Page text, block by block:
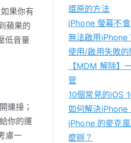
果你有
蘋果的
低音量
連接；
你的運
慮一
還原的方法
iPhone 螢幕不
無法啟用iPhone
使用/啟用失敗的
【MDM 解除】
管
10個常見的iOS
如何解決iPhone
iPhone 的麥克
麼辦？